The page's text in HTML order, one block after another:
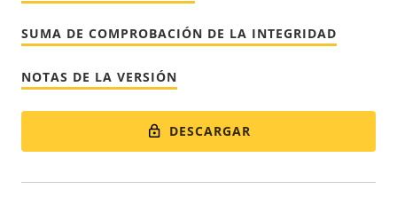
SUMA DE COMPROBACIÓN DE LA INTEGRIDAD
NOTAS DE LA VERSIÓN
DESCARGAR